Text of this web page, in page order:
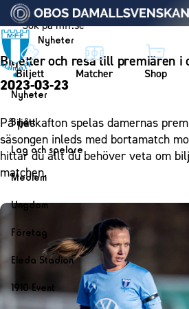
Vidare till innehållet
Nyheter
Biljett Matcher Shop
Nyheter
Nyheter
Kalender
Biljett
Biljett
Årskort herr
Mitt MFF
Biljetter till bortamatcher
Biljettvillkor
Lag och spelare
Lag
Spelare
Ledarstab
Damlaget
Spelare
Ledarstab
Medlem
Medlemskap i Malmö FF
Ungdom
MFF Ungdom
Sommarfotboll
Fotbollsskolan
Företag
Bli företagspartner
Klubbstolar
Eleda Stadion
Eleda Stadion
Erics Bar & Restaurang
1910 Event
Biljetter och resa till premiären i
2023-03-23
På påskafton spelas damernas
säsongen inleds med bortamatch
hittar du allt du behöver veta om
matchen.